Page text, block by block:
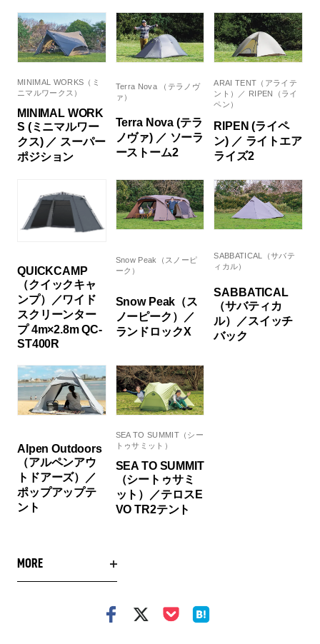
MINIMAL WORKS（ミ
ニマルワークス）
MINIMAL WORK
S (ミニマルワー
クス) ／ スーパー
ポジション
Terra Nova （テラノヴ
ァ）
Terra Nova (テラ
ノヴァ) ／ ソーラ
ーストーム2
ARAI TENT（アライテ
ント）／ RIPEN（ライ
ペン）
RIPEN (ライペ
ン) ／ ライトエア
ライズ2
QUICKCAMP
（クイックキャ
ンプ）／ワイド
スクリーンター
プ 4m×2.8m QC-
ST400R
Snow Peak（スノーピ
ーク）
Snow Peak（ス
ノーピーク）／
ランドロックX
SABBATICAL（サバテ
ィカル）
SABBATICAL
（サバティカ
ル）／スイッチ
バック
Alpen Outdoors
（アルペンアウ
トドアーズ）／
ポップアップテ
ント
SEA TO SUMMIT（シー
トゥサミット）
SEA TO SUMMIT
（シートゥサミ
ット）／テロスE
VO TR2テント
MORE